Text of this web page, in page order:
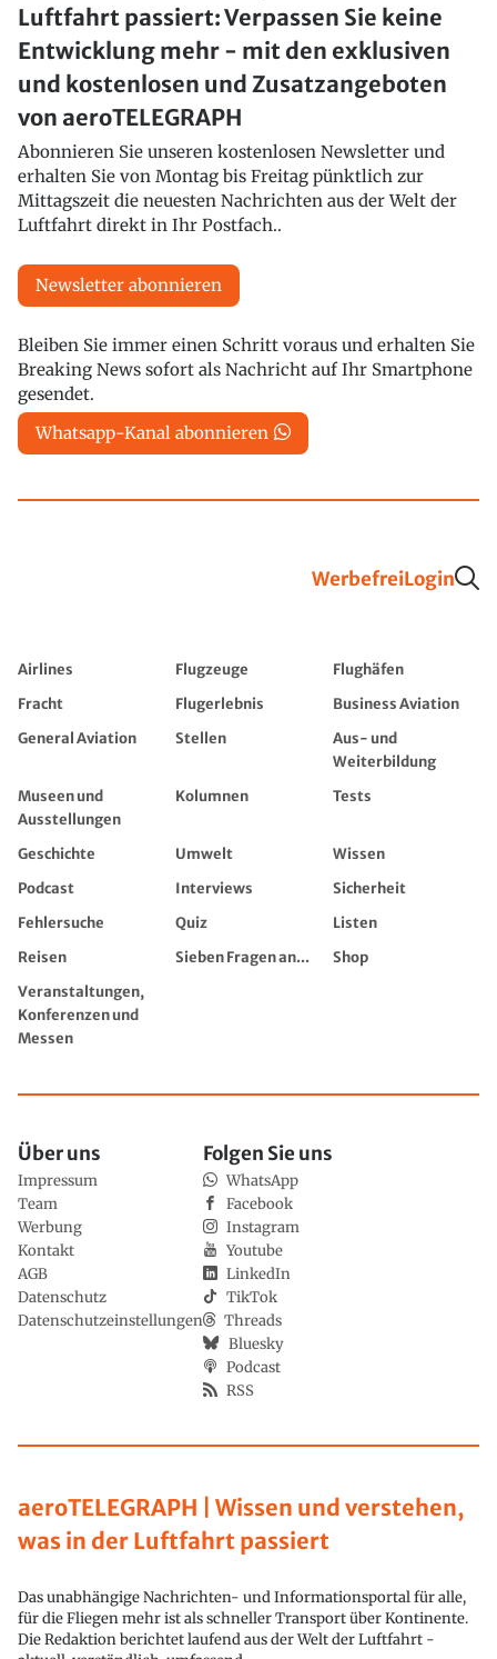
Luftfahrt passiert: Verpassen Sie keine
Entwicklung mehr - mit den exklusiven
und kostenlosen und Zusatzangeboten
von aeroTELEGRAPH
Abonnieren Sie unseren kostenlosen Newsletter und
erhalten Sie von Montag bis Freitag pünktlich zur
Mittagszeit die neuesten Nachrichten aus der Welt der
Luftfahrt direkt in Ihr Postfach..
Newsletter abonnieren
Bleiben Sie immer einen Schritt voraus und erhalten Sie
Breaking News sofort als Nachricht auf Ihr Smartphone
gesendet.
Whatsapp-Kanal abonnieren
WerbefreiLogin
Airlines Flugzeuge
Flughäfen
Fracht
Flugerlebnis
Business Aviation
General Aviation
Stellen
Aus- und
Weiterbildung
Museen und
Ausstellungen
Kolumnen Tests
Geschichte Umwelt
Wissen
Podcast
Interviews
Sicherheit
Fehlersuche
Quiz
Listen
Reisen
Sieben Fragen an...
Shop
Veranstaltungen,
Konferenzen und
Messen
aeroTELEGRAPH | Wissen und verstehen,
was in der Luftfahrt passiert
Das unabhängige Nachrichten- und Informationsportal für alle,
für die Fliegen mehr ist als schneller Transport über Kontinente.
Die Redaktion berichtet laufend aus der Welt der Luftfahrt -
Über uns
Impressum
Team
Werbung
Kontakt
AGB
Datenschutz
Datenschutzeinstellungen
Folgen Sie uns
WhatsApp
Facebook
Instagram
Youtube
LinkedIn
TikTok
Threads
Bluesky
Podcast
RSS